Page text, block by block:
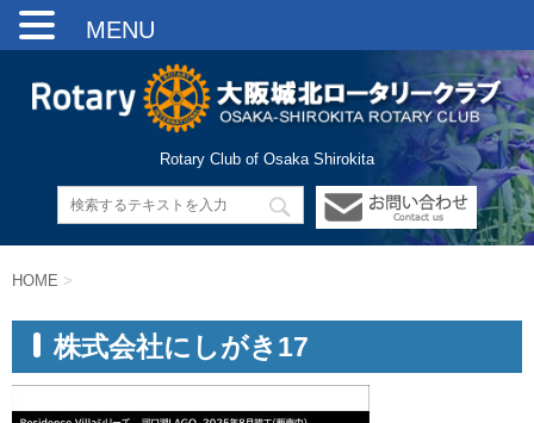
Rotary Club of Osaka Shirokita
HOME >
株式会社にしがき17
MENU